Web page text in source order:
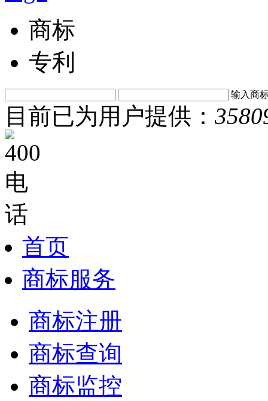
商标
专利
输入商
目前已为用户提供：
首页
商标服务
商标注册
商标查询
商标监控